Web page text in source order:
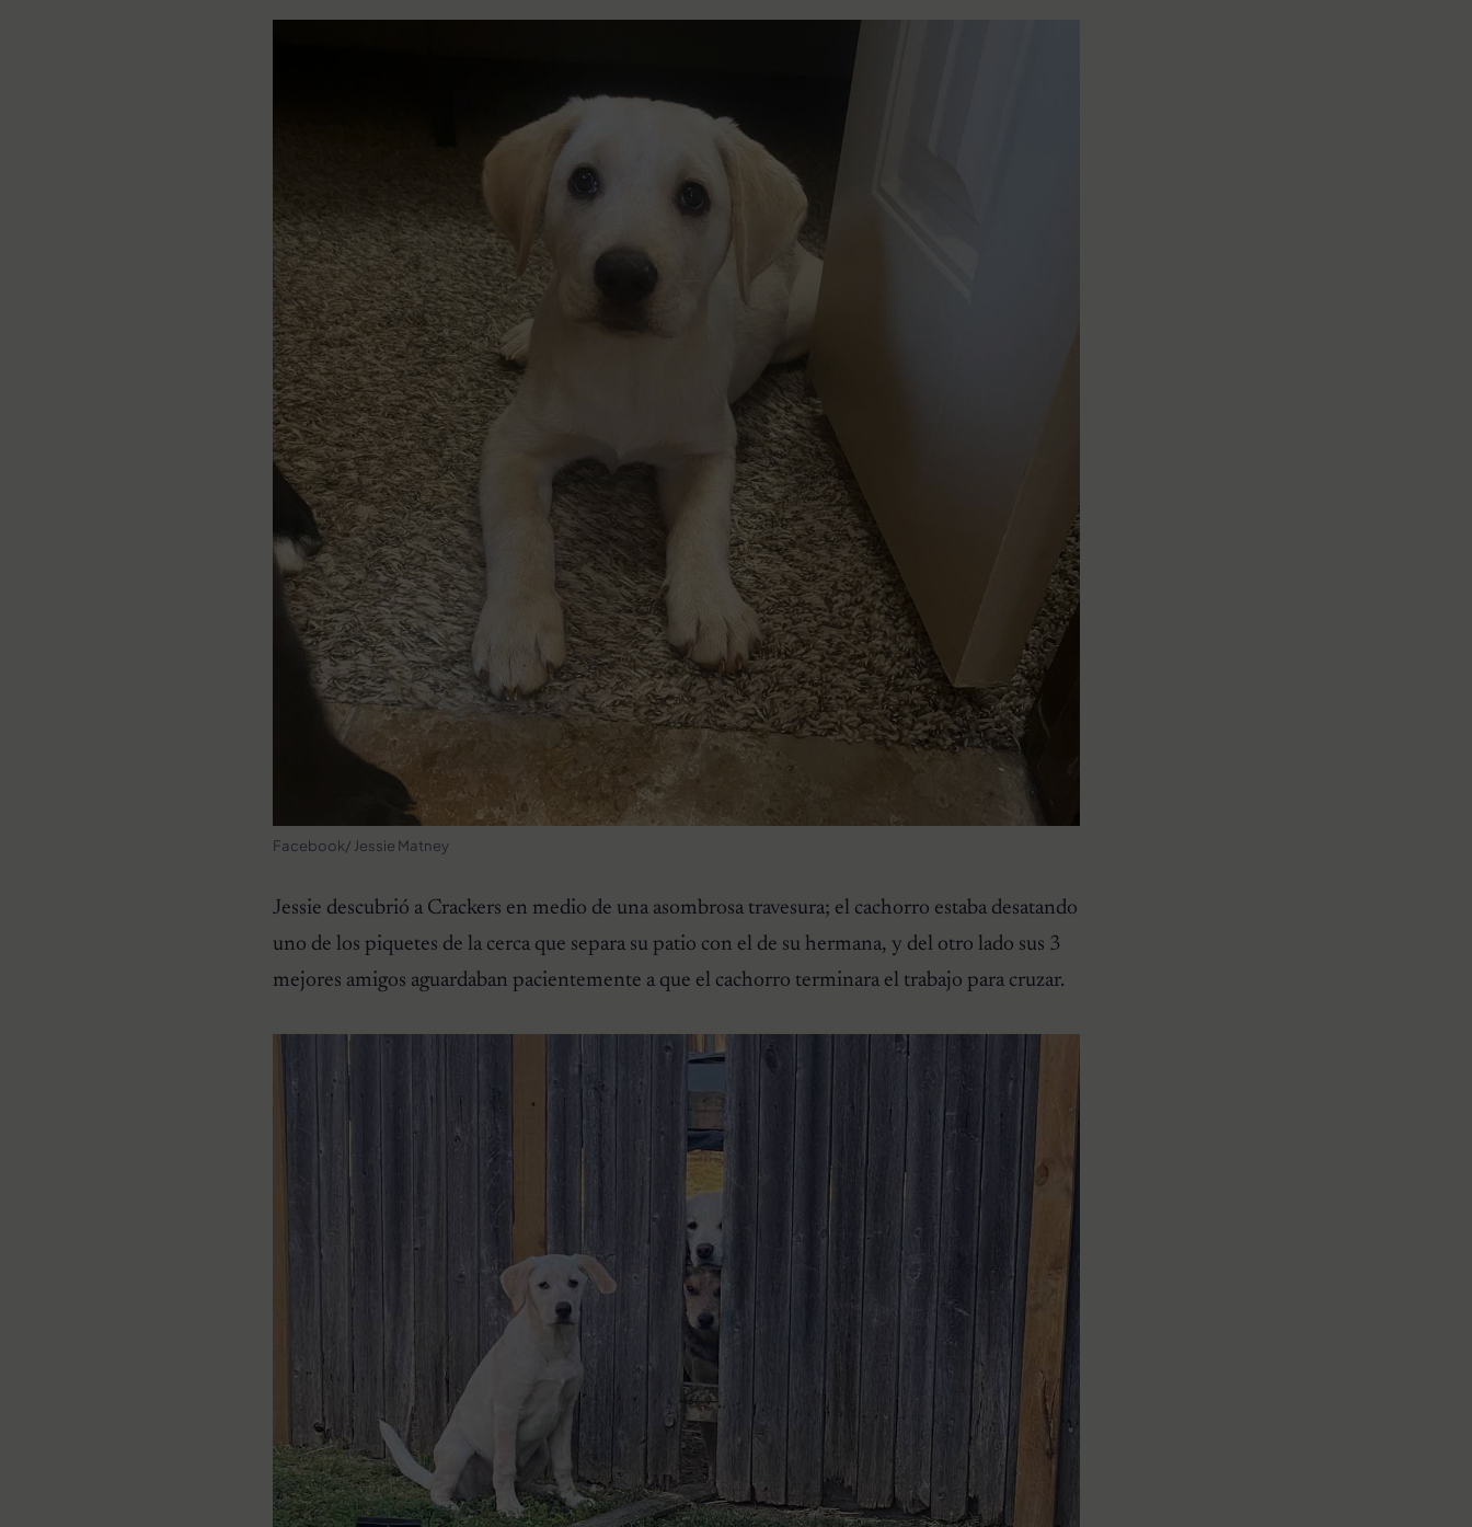
Facebook/ Jessie Matney
Jessie descubrió a Crackers en medio de una asombrosa travesura; el cachorro estaba desatando
uno de los piquetes de la cerca que separa su patio con el de su hermana, y del otro lado sus 3
mejores amigos aguardaban pacientemente a que el cachorro terminara el trabajo para cruzar.